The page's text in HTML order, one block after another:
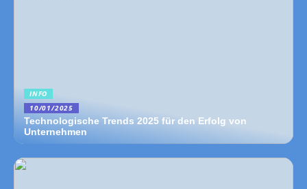
INFO
10/01/2025
Technologische Trends 2025 für den Erfolg von
Unternehmen